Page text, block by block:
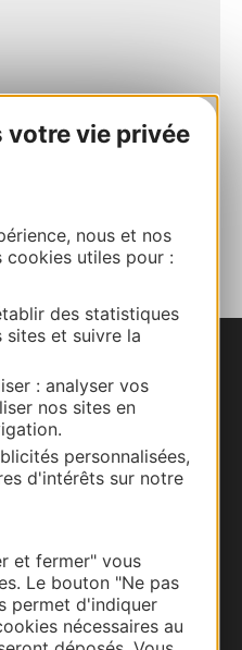
votre vie privée
nous et nos
cookies utiles pour :
des statistiques
sites et suivre la
: analyser vos
nos sites en
personnalisées,
d'intérêts sur notre
et fermer" vous
Le bouton "Ne pas
permet d'indiquer
nécessaires au